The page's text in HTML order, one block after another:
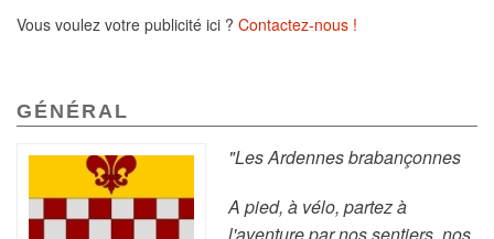
Vous voulez votre publicité ici ? Contactez-nous !
GÉNÉRAL
"Les Ardennes brabançonnes
A pied, à vélo, partez à